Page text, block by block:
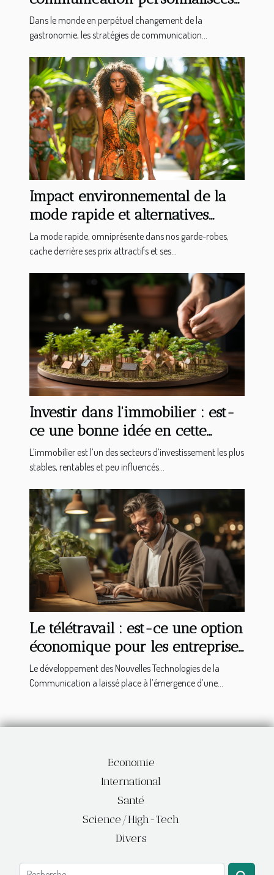
transforment l'industrie
gastronomique
Dans le monde en perpétuel changement de la
gastronomie, les stratégies de communication...
Impact environnemental de la
mode rapide et alternatives
durables
La mode rapide, omniprésente dans nos garde-robes,
cache derrière ses prix attractifs et ses...
Investir dans l'immobilier : est-
ce une bonne idée en cette
période de déconfinement ?
L’immobilier est l’un des secteurs d’investissement les plus
stables, rentables et peu influencés...
Le télétravail : est-ce une option
économique pour les entreprises
?
Le développement des Nouvelles Technologies de la
Communication a laissé place à l’émergence d’une...
Economie
International
Santé
Science/High-Tech
Divers